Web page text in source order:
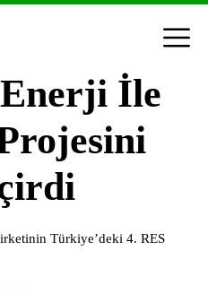
İle
Türkiye’deki 4. RES